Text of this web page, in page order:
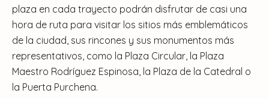
plaza en cada trayecto podrán disfrutar de casi una
hora de ruta para visitar los sitios más emblemáticos
de la ciudad, sus rincones y sus monumentos más
representativos, como la Plaza Circular, la Plaza
Maestro Rodríguez Espinosa, la Plaza de la Catedral o
la Puerta Purchena.